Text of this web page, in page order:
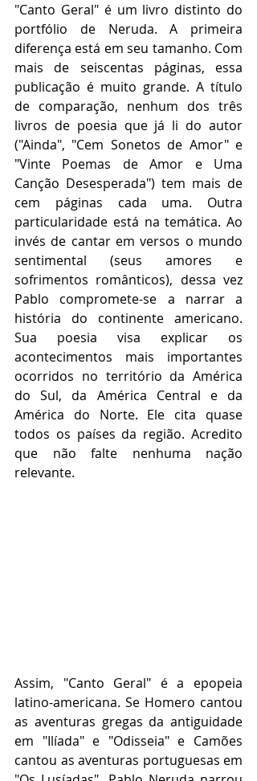
"Canto Geral" é um livro distinto do
portfólio de Neruda. A primeira
diferença está em seu tamanho. Com
mais de seiscentas páginas, essa
publicação é muito grande. A título
de comparação, nenhum dos três
livros de poesia que já li do autor
("Ainda", "Cem Sonetos de Amor" e
"Vinte Poemas de Amor e Uma
Canção Desesperada") tem mais de
cem páginas cada uma. Outra
particularidade está na temática. Ao
invés de cantar em versos o mundo
sentimental (seus amores e
sofrimentos românticos), dessa vez
Pablo compromete-se a narrar a
história do continente americano.
Sua poesia visa explicar os
acontecimentos mais importantes
ocorridos no território da América
do Sul, da América Central e da
América do Norte. Ele cita quase
todos os países da região. Acredito
que não falte nenhuma nação
relevante.
Assim, "Canto Geral" é a epopeia
latino-americana. Se Homero cantou
as aventuras gregas da antiguidade
em "Ilíada" e "Odisseia" e Camões
cantou as aventuras portuguesas em